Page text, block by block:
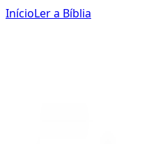
InícioLer a Bíblia